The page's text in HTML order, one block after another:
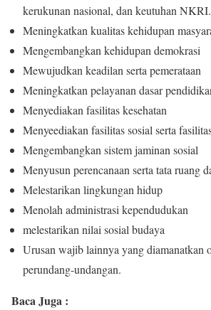
kerukunan nasional, dan keutuhan NKRI.
Meningkatkan kualitas kehidupan
Mengembangkan kehidupan demokrasi
Mewujudkan keadilan serta pemerataan
Meningkatkan pelayanan dasar
Menyediakan fasilitas kesehatan
Menyeediakan fasilitas sosial serta
Mengembangkan sistem jaminan sosial
Menyusun perencanaan serta tata ruang
Melestarikan lingkungan hidup
Menolah administrasi kependudukan
melestarikan nilai sosial budaya
Urusan wajib lainnya yang diamanatkan
perundang-undangan.
Baca Juga :